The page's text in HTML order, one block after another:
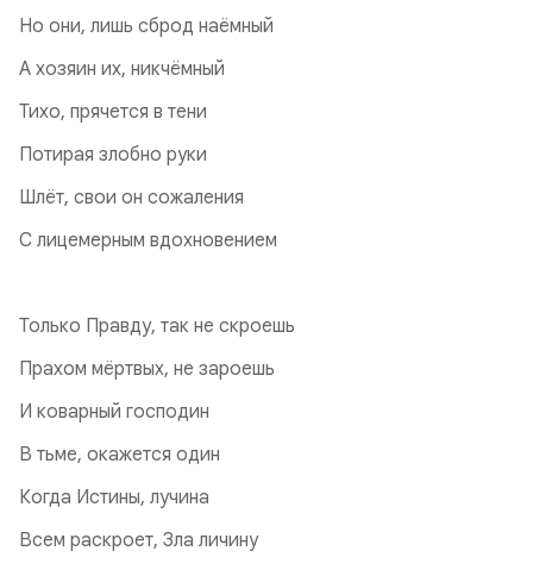
Но они, лишь сброд наёмный
А хозяин их, никчёмный
Тихо, прячется в тени
Потирая злобно руки
Шлёт, свои он сожаления
С лицемерным вдохновением
Только Правду, так не скроешь
Прахом мёртвых, не зароешь
И коварный господин
В тьме, окажется один
Когда Истины, лучина
Всем раскроет, Зла личину